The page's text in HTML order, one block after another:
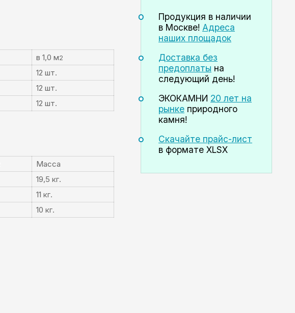
Продукция в наличии
в Москве! Адреса
наших площадок
Доставка без
предоплаты на
следующий день!
ЭКОКАМНИ 20 лет на
рынкеприродного
камня!
Скачайте прайс-лист
в формате XLSX
в 1,0 м2
12 шт.
12 шт.
12 шт.
Масса
19,5 кг.
11 кг.
10 кг.